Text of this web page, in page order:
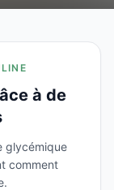
à de
glycémique
comment